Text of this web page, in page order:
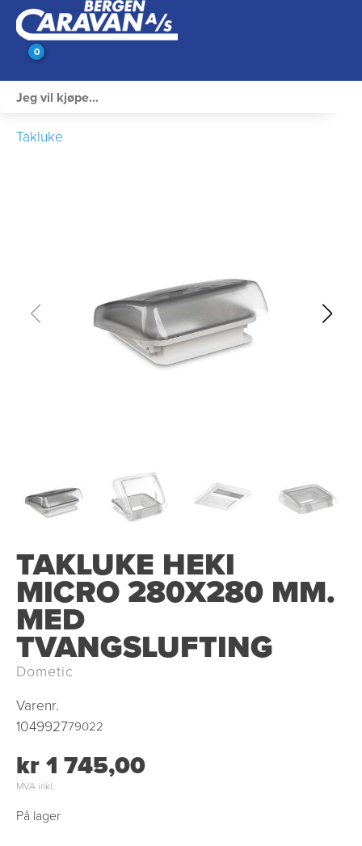
0
Rengjøring & Vedlikehold
Bil, vogn & henger
Takluke
TAKLUKE HEKI
MICRO 280X280 MM.
MED
TVANGSLUFTING
Dometic
Varenr.
104992779022
kr 1 745,00
MVA inkl.
På lager